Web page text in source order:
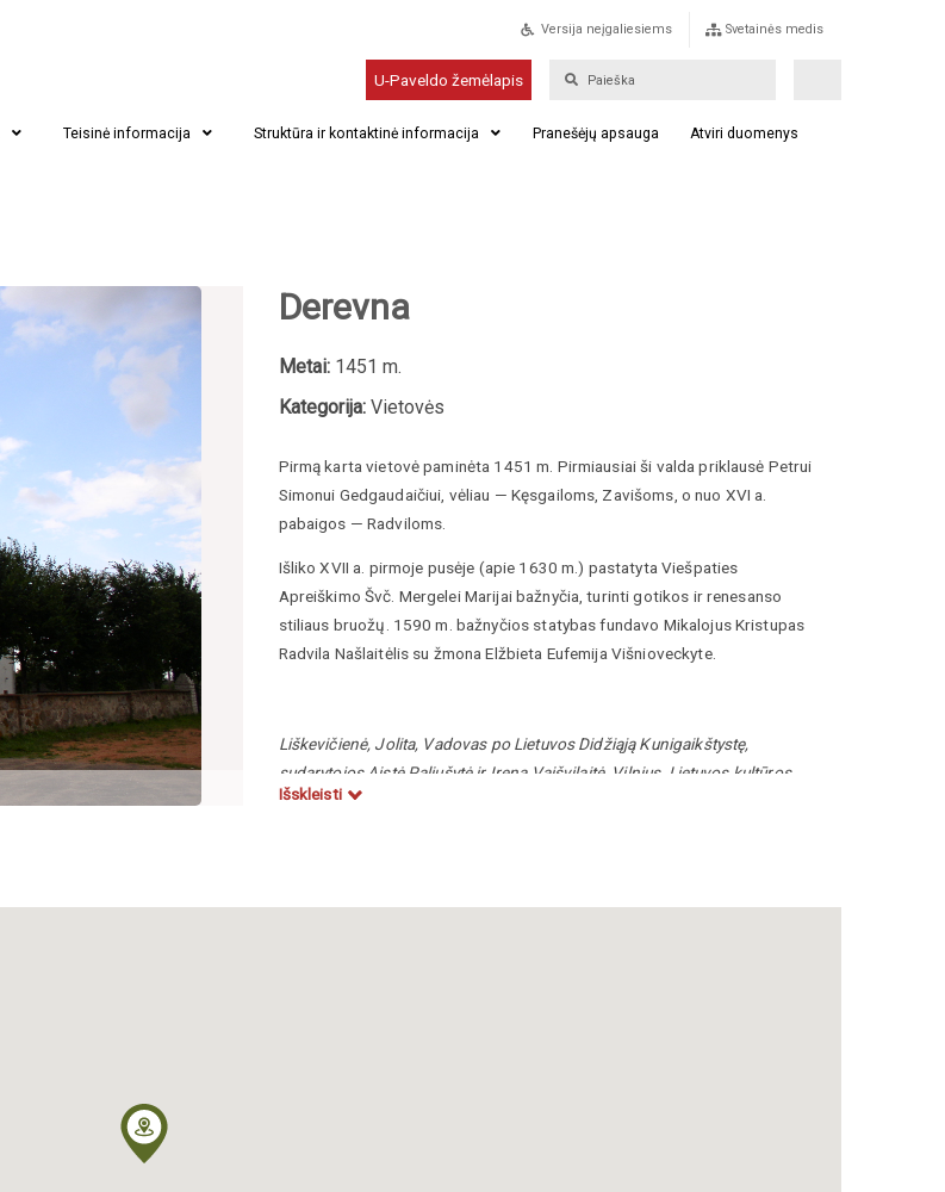
Versija neįgaliesiems Svetainės medis
U-Paveldo žemėlapis
Teisinė informacija Struktūra ir kontaktinė informacija Pranešėjų apsauga Atviri duomenys
Derevna
Metai:1451 m.
Kategorija:Vietovės
Pirmą karta vietovė paminėta 1451 m. Pirmiausiai ši valda priklausė Petrui
Simonui Gedgaudaičiui, vėliau — Kęsgailoms, Zavišoms, o nuo XVI a.
pabaigos — Radviloms.
Išliko XVII a. pirmoje pusėje (apie 1630 m.) pastatyta Viešpaties
Apreiškimo Švč. Mergelei Marijai bažnyčia, turinti gotikos ir renesanso
stiliaus bruožų. 1590 m. bažnyčios statybas fundavo Mikalojus Kristupas
Radvila Našlaitėlis su žmona Elžbieta Eufemija Višnioveckyte.
Liškevičienė, Jolita, Vadovas po Lietuvos Didžiąją Kunigaikštystę,
sudarytojos Aistė Paliušytė ir Irena Vaišvilaitė, Vilnius, Lietuvos kultūros
tyrimų institutas, 2012
Išskleisti